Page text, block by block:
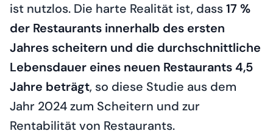
ist nutzlos. Die harte Realität ist, dass17 %
der Restaurants innerhalb des ersten
Jahres scheitern und die durchschnittliche
Lebensdauer eines neuen Restaurants 4,5
Jahre beträgt, so diese Studie aus dem
Jahr 2024 zum Scheitern und zur
Rentabilität von Restaurants.